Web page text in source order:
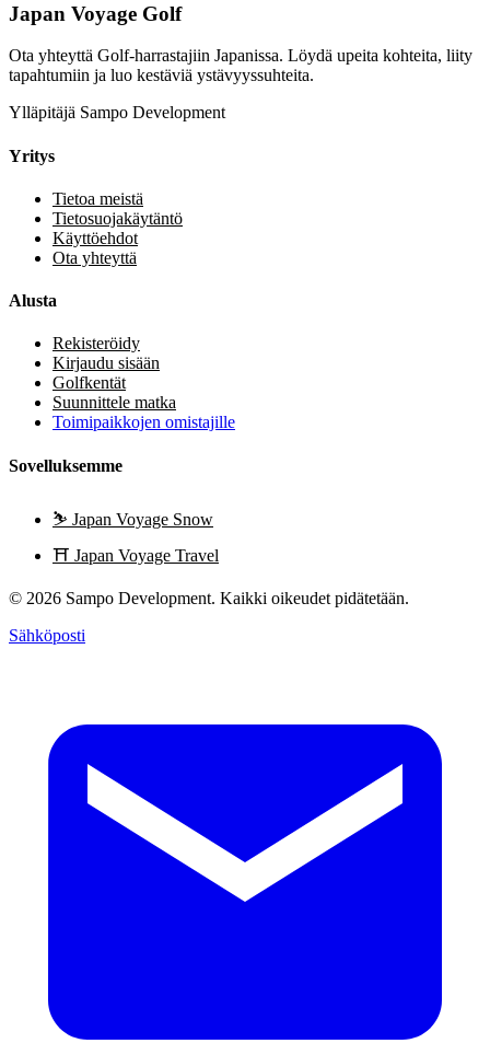
Japan Voyage Golf
Ota yhteyttä Golf-harrastajiin Japanissa. Löydä upeita kohteita, liity
tapahtumiin ja luo kestäviä ystävyyssuhteita.
Ylläpitäjä Sampo Development
Yritys
Tietoa meistä
Tietosuojakäytäntö
Käyttöehdot
Ota yhteyttä
Alusta
Rekisteröidy
Kirjaudu sisään
Golfkentät
Suunnittele matka
Toimipaikkojen omistajille
Sovelluksemme
⛷️ Japan Voyage Snow
⛩️ Japan Voyage Travel
© 2026 Sampo Development. Kaikki oikeudet pidätetään.
Sähköposti